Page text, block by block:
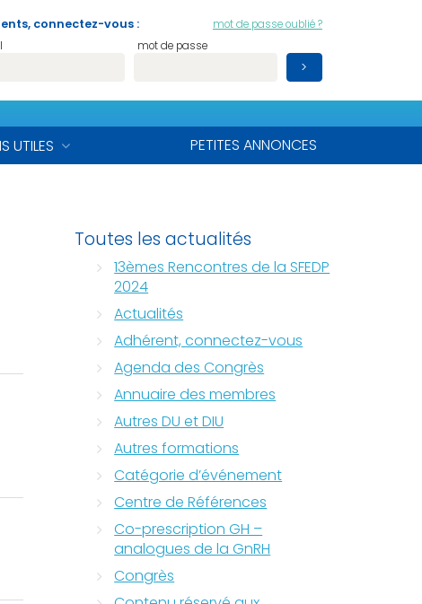
connectez-vous :
mot de passe oublié ?
mot de passe
UTILES PETITES ANNONCES
Toutes les actualités
13èmes Rencontres de la SFEDP
2024
Actualités
Adhérent, connectez-vous
Agenda des Congrès
Annuaire des membres
Autres DU et DIU
Autres formations
Catégorie d’événement
Centre de Références
Co-prescription GH –
analogues de la GnRH
Congrès